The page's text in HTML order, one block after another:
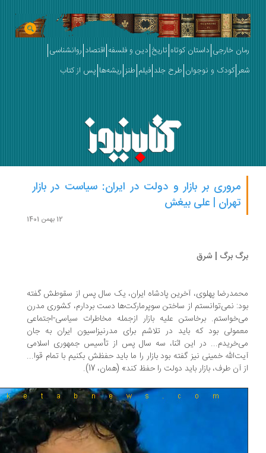
خارجی داستان کوتاه تاریخ دین و فلسفه اقتصاد روانشناسی
کودک و نوجوان طرح جلد فیلم طنز ریشه‌ها پس از کتاب
مروری بر بازار و دولت در ایران: سیاست در بازار
تهران | علی بیغش
برگ | شرق
پهلوی، آخرین پادشاه ایران، یک سال پس از سقوطش گفته
نمی‌توانستم از ساختن سوپرمارکت‌ها دست بردارم، کشوری مدرن
برخاستن علیه بازار از‌جمله مخاطرات سیاسی-اجتماعی
بود که باید در تلاشم برای مدرنیزاسیون ایران به جان
در این اثنا، سه سال پس از تأسیس جمهوری اسلامی
خمینی نیز گفته بود بازار را ما باید حفظش بکنیم با تمام قوا...
آن طرف، بازار باید دولت را حفظ کند» (همان، 17).